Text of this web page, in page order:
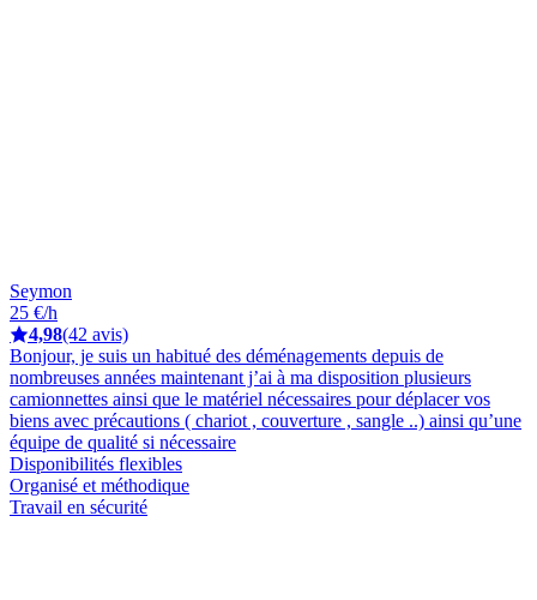
Seymon
25 €/h
4,98(42 avis)
Bonjour, je suis un habitué des déménagements depuis de
nombreuses années maintenant j’ai à ma disposition plusieurs
camionnettes ainsi que le matériel nécessaires pour déplacer vos
biens avec précautions ( chariot , couverture , sangle ..) ainsi qu’une
équipe de qualité si nécessaire
Disponibilités flexibles
Organisé et méthodique
Travail en sécurité